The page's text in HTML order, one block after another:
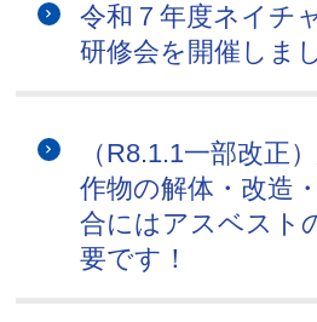
令和７年度ネイチ
研修会を開催しま
（R8.1.1一部改正
作物の解体・改造
合にはアスベスト
要です！